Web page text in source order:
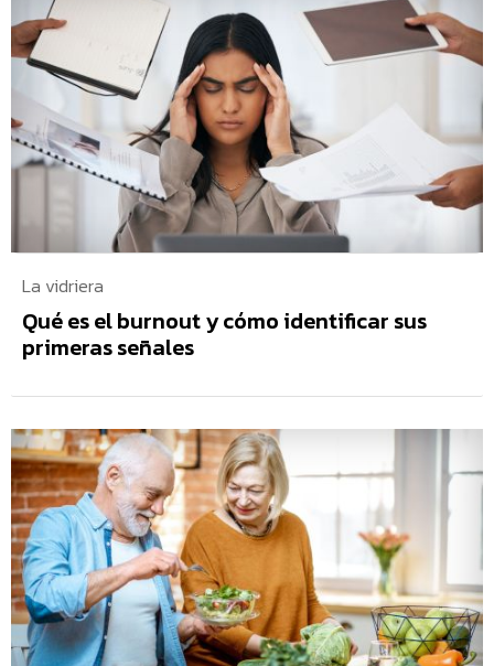
La vidriera
Qué es el burnout y cómo identificar sus
primeras señales